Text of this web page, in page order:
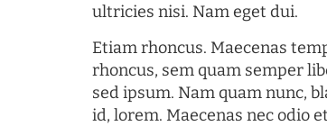
ultricies nisi. Nam eget dui.
Etiam rhoncus. Maecenas
rhoncus, sem quam semper
sed ipsum. Nam quam nunc,
id, lorem. Maecenas nec odio